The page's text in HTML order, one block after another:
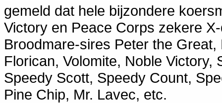
gemeld dat hele bijzondere
Victory en Peace Corps zekere
Broodmare-sires Peter the
Florican, Volomite, Noble Victory,
Speedy Scott, Speedy Count,
Pine Chip, Mr. Lavec, etc.